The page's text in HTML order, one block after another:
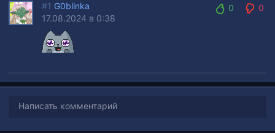
#1 G0blinka
17.08.2024 в 0:38
0
0
Написать комментарий